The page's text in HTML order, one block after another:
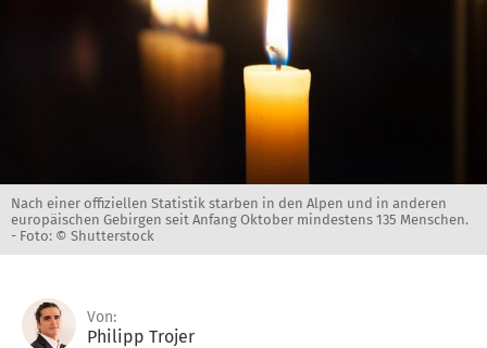
Nach einer offiziellen Statistik starben in den Alpen und in anderen
europäischen Gebirgen seit Anfang Oktober mindestens 135 Menschen.
- Foto: © Shutterstock
Von:
Philipp Trojer